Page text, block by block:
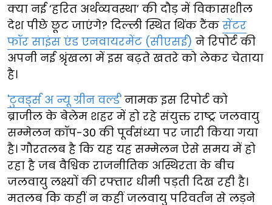
क्या नई ‘हरित अर्थव्यवस्था’ की दौड़ में विकासशील
देश पीछे छूट जाएंगे? दिल्ली स्थित थिंक टैंक सेंटर
फॉर साइंस एंड एनवायरमेंट (सीएसई) ने रिपोर्ट की
अपनी नई श्रृंखला में इस बढ़ते खतरे को लेकर चेताया
है।
'टुवर्ड्स अ न्यू ग्रीन वर्ल्ड' नामक इस रिपोर्ट को
ब्राजील के बेलेम शहर में हो रहे संयुक्त राष्ट्र जलवायु
सम्मेलन कॉप-30 की पूर्वसंध्या पर जारी किया गया
है। गौरतलब है कि यह यह सम्मेलन ऐसे समय में हो
रहा है जब वैश्विक राजनीतिक अस्थिरता के बीच
जलवायु लक्ष्यों की रफ्तार धीमी पड़ती दिख रही है।
मतलब कि कहीं न कहीं जलवायु परिवर्तन से लड़ने